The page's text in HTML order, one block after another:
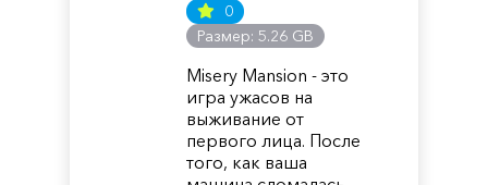
0
Размер: 5.26 GB
Misery Mansion - это
игра ужасов на
выживание от
первого лица. После
того, как ваша